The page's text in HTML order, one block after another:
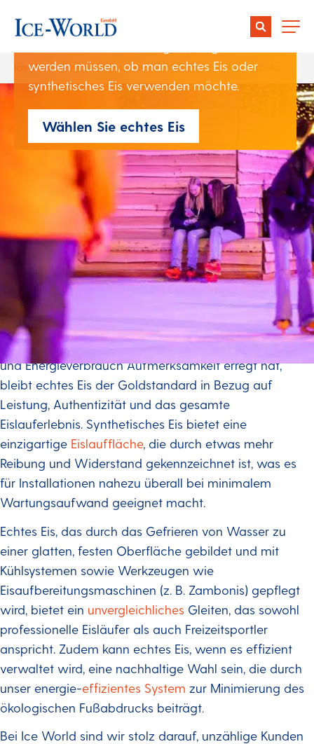
Ice-World>Informationsbank>Echtes Eis vs. synthetisch eis
Eiskunstlauf. Bei der Planung einer Eishalle
werden müssen, ob man echtes Eis oder
synthetisches Eis verwenden möchte.
Wählen Sie echtes Eis
Christiene Bouwens
13 November 2024
Teilen:
Während synthetisches Eis, das aus miteinander
verbundenen Plastikplatten besteht, aufgrund seiner
einfachen Installation, dem Fehlen von
Kühlanforderungen sowie dem geringeren Wasser-
und Energieverbrauch Aufmerksamkeit erregt hat,
bleibt echtes Eis der Goldstandard in Bezug auf
Leistung, Authentizität und das gesamte
Eislauferlebnis. Synthetisches Eis bietet eine
einzigartige Eislauffläche, die durch etwas mehr
Reibung und Widerstand gekennzeichnet ist, was es
für Installationen nahezu überall bei minimalem
Wartungsaufwand geeignet macht.
Echtes Eis, das durch das Gefrieren von Wasser zu
einer glatten, festen Oberfläche gebildet und mit
Kühlsystemen sowie Werkzeugen wie
Eisaufbereitungsmaschinen (z. B. Zambonis) gepflegt
wird, bietet ein unvergleichliches Gleiten, das sowohl
professionelle Eisläufer als auch Freizeitsportler
anspricht. Zudem kann echtes Eis, wenn es effizient
verwaltet wird, eine nachhaltige Wahl sein, die durch
unser energie-effizientes System zur Minimierung des
ökologischen Fußabdrucks beiträgt.
Bei Ice World sind wir stolz darauf, unzählige Kunden